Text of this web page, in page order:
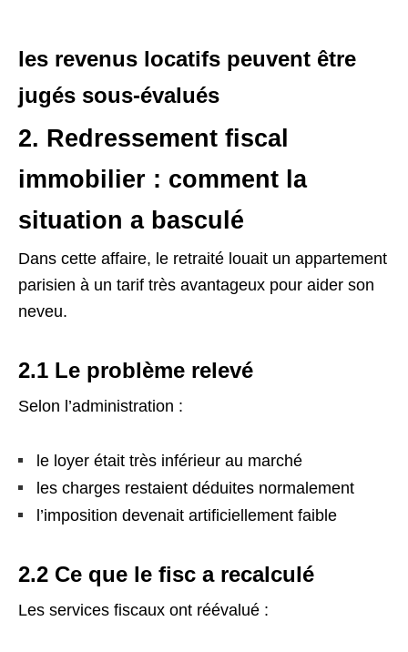
les revenus locatifs peuvent être
jugés sous-évalués
2. Redressement fiscal
immobilier : comment la
situation a basculé
Dans cette affaire, le retraité louait un appartement
parisien à un tarif très avantageux pour aider son
neveu.
2.1 Le problème relevé
Selon l’administration :
le loyer était très inférieur au marché
les charges restaient déduites normalement
l’imposition devenait artificiellement faible
2.2 Ce que le fisc a recalculé
Les services fiscaux ont réévalué :